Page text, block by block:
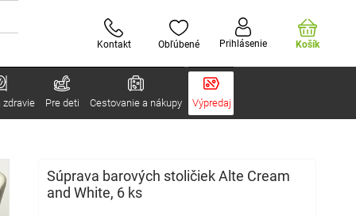
Kontakt Obľúbené Prihlásenie Košík
zdravie Pre deti Cestovanie a nákupy Výpredaj
Súprava barových stoličiek Alte Cream
and White, 6 ks